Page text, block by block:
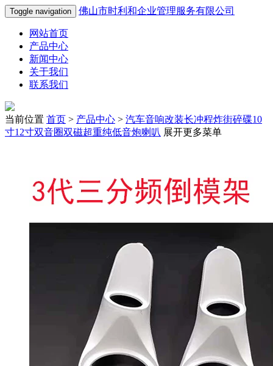
Toggle navigation 佛山市时利和企业管理服务有限公司
网站首页
产品中心
新闻中心
关于我们
联系我们
当前位置 首页 > 产品中心 > 汽车音响改装长冲程炸街碎碟10
寸12寸双音圈双磁超重纯低音炮喇叭 展开更多菜单